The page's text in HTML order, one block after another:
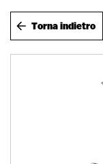
Torna indietro